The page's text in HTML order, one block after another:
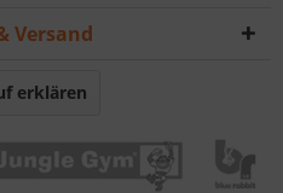
Versand
erklären